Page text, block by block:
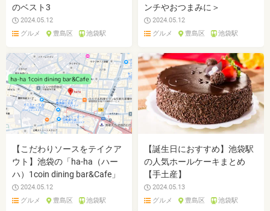
のベスト3
2024.05.12
グルメ
豊島区 池袋駅
ンチやおつまみに＞
2024.05.12
グルメ
豊島区 池袋駅
【こだわりソースをテイクア
ウト】池袋の「ha-ha（ハー
ハ）1coin dining bar&Cafe」
2024.05.12
グルメ
豊島区 池袋駅
【誕生日におすすめ】池袋駅
の人気ホールケーキまとめ
【手土産】
2024.05.13
グルメ
豊島区 池袋駅